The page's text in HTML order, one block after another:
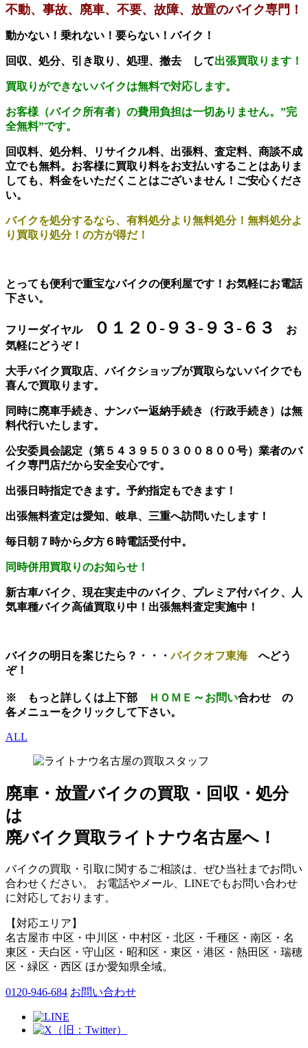
不動、事故、廃車、不要、故障、放置のバイク専門！
動かない！乗れない！要らない！バイク！
回収、処分、引き取り、処理、撤去 して出張買取ります！
買取りができないバイクは無料で対応します。
お客様（バイク所有者）の費用負担は一切ありません。 ”完
全無料”です。
回収料、処分料、リサイクル料、出張料、査定料、商談不成
立でも無料。お客様に買取り料をお支払いすることはありま
しても、料金をいただくことはございません！ご安心くださ
い。
バイクを処分するなら、有料処分より無料処分！無料処分よ
り買取り処分！の方が得だ！
とっても便利で重宝なバイクの便利屋です！お気軽にお電話
下さい。
フリーダイヤル ０１２０-９３-９３-６３
お
気軽にどうぞ！
大手バイク買取店、バイクショップが買取らないバイクでも
喜んで買取ります。
同時に廃車手続き、ナンバー返納手続き（行政手続き）は無
料代行いたします。
公安委員会認定（第５４３９５０３００８００号）業者のバ
イク専門店だから安全安心です。
出張日時指定できます。予約指定もできます！
出張無料査定は愛知、岐阜、三重へ訪問いたします！
毎日朝７時から夕方６時電話受付中。
同時併用買取りのお知らせ！
新古車バイク、現在実走中のバイク、プレミア付バイク、人
気車種バイク高値買取り中！出張無料査定実施中！
バイクの明日を案じたら？・・・バイクオフ東海 へどう
ぞ！
※ もっと詳しくは上下部 ＨＯＭＥ ～ お問い合わせ の
各メニューをクリックして下さい。
ALL
廃車・放置バイクの買取・回収・処分
は
廃バイク買取ライトナウ名古屋へ！
バイクの買取・引取に関するご相談は、ぜひ当社までお問い
合わせください。 お電話やメール、LINEでもお問い合わせ
に対応しております。
【対応エリア】
名古屋市 中区・中川区・中村区・北区・千種区・南区・名
東区・天白区・守山区・昭和区・東区・港区・熱田区・瑞穂
区・緑区・西区 ほか愛知県全域。
0120-946-684 お問い合わせ